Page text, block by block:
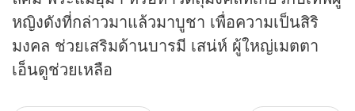
หญิงดังที่กล่าวมาแล้วมาบูชา เพื่อความเป็นสิริ
มงคล ช่วยเสริมด้านบารมี เสน่ห์ ผู้ใหญ่เมตตา
เอ็นดูช่วยเหลือ